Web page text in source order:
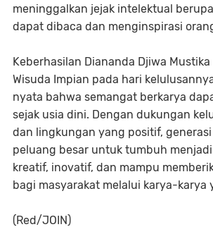
meninggalkan jejak intelektual
dapat dibaca dan menginspirasi
Keberhasilan Diananda Djiwa
Wisuda Impian pada hari
nyata bahwa semangat berkarya
sejak usia dini. Dengan dukungan
dan lingkungan yang positif,
peluang besar untuk tumbuh
kreatif, inovatif, dan mampu
bagi masyarakat melalui karya-karya
(Red/JOIN)